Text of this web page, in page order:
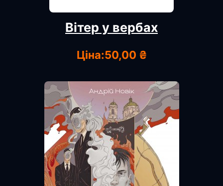
Вітер у вербах
Ціна:50,00 ₴